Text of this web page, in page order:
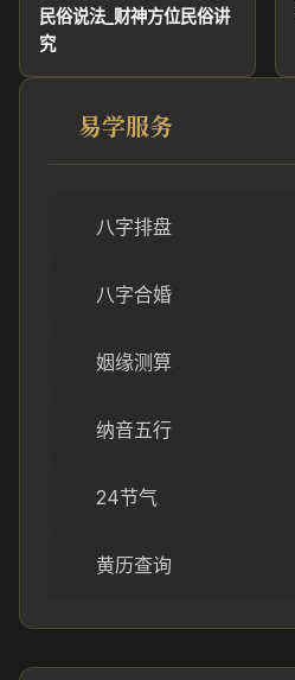
民俗说法_财神方位民俗讲
究
易学服务
八字排盘
八字合婚
姻缘测算
纳音五行
24节气
黄历查询